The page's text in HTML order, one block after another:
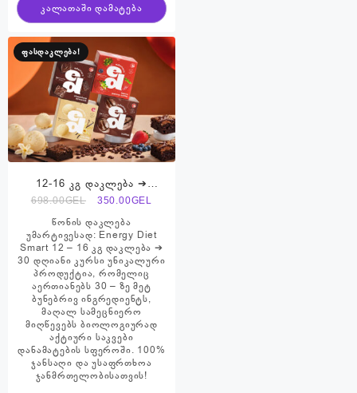
კალათაში დამატება
ფასდაკლება!
12-16 კგ დაკლება ➔
პროდუქტების ნაკრები ➔
Energy Diet Smart
698.00GEL
Original
was:
698.00₾.
350.00GEL
is:
350.00₾.
წონის დაკლება
უმარტივესად: Energy Diet
Smart 12 – 16 კგ დაკლება ➔
30 დღიანი კურსი უნიკალური
პროდუქტია, რომელიც
აერთიანებს 30 – ზე მეტ
ბუნებრივ ინგრედიენტს,
მაღალ სამეცნიერო
მიღწევებს ბიოლოგიურად
აქტიური საკვები
დანამატების სფეროში. 100%
ჯანსაღი და უსაფრთხოა
ჯანმრთელობისათვის!